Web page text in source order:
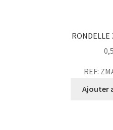
RONDELLE
REF:
Ajouter